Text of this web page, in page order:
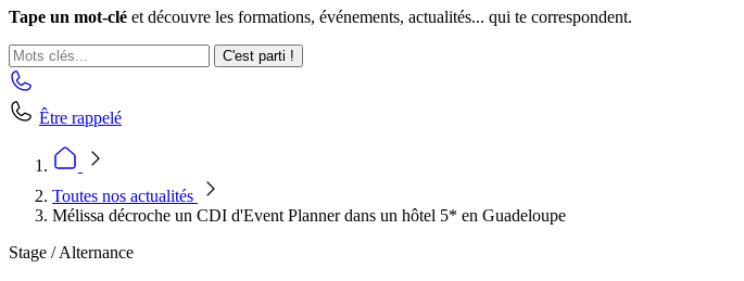
Tape un mot-clé et découvre les formations, événements, actualités... qui te correspondent.
C'est parti !
Être rappelé
Toutes nos actualités
Mélissa décroche un CDI d'Event Planner dans un hôtel 5* en Guadeloupe
Stage / Alternance